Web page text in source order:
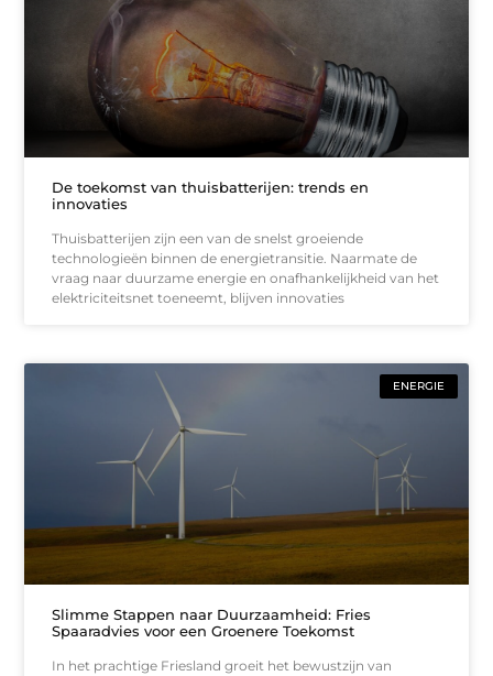
De toekomst van thuisbatterijen: trends en
innovaties
Thuisbatterijen zijn een van de snelst groeiende
technologieën binnen de energietransitie. Naarmate de
vraag naar duurzame energie en onafhankelijkheid van het
elektriciteitsnet toeneemt, blijven innovaties
ENERGIE
Slimme Stappen naar Duurzaamheid: Fries
Spaaradvies voor een Groenere Toekomst
In het prachtige Friesland groeit het bewustzijn van